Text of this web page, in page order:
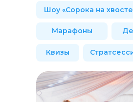
Квизы
Марафоны
Шоу «Сорока на